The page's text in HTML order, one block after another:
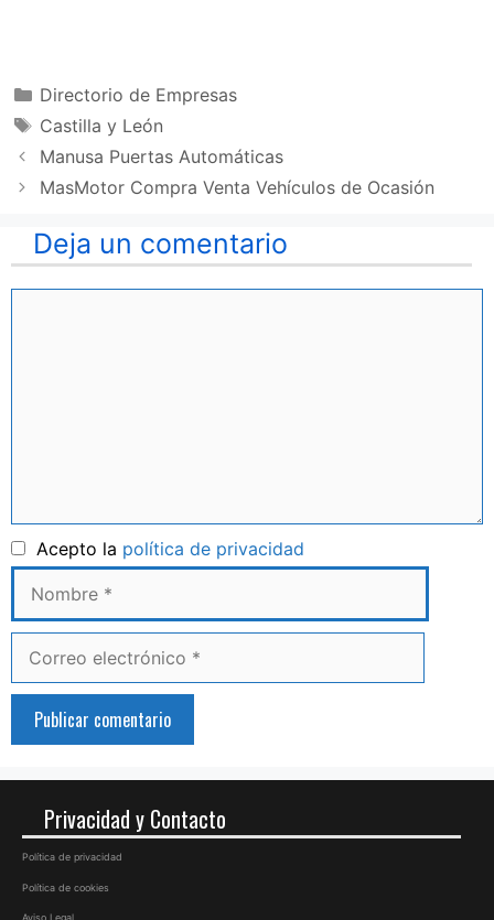
Categorías
Directorio de Empresas
Etiquetas
Castilla y León
Manusa Puertas Automáticas
MasMotor Compra Venta Vehículos de Ocasión
Deja un comentario
Acepto la política de privacidad
Privacidad y Contacto
Política de privacidad
Política de cookies